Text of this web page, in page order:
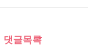
댓글목록